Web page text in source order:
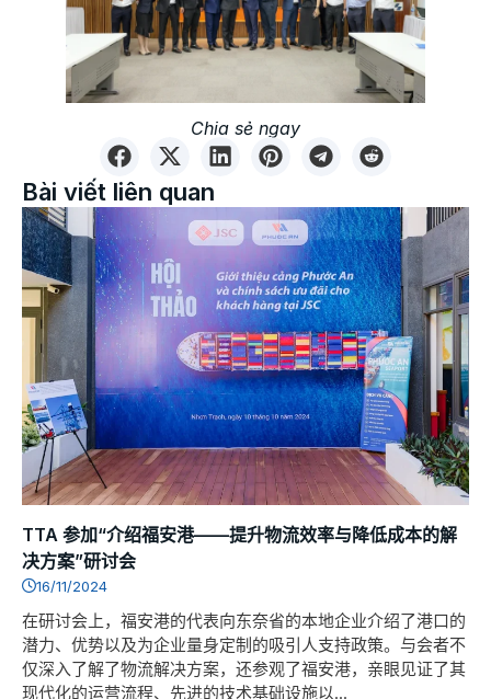
Chia sẻ ngay
Bài viết liên quan
TTA 参加“介绍福安港——提升物流效率与降低成本的解
决方案”研讨会
16/11/2024
在研讨会上，福安港的代表向东奈省的本地企业介绍了港口的
潜力、优势以及为企业量身定制的吸引人支持政策。与会者不
仅深入了解了物流解决方案，还参观了福安港，亲眼见证了其
现代化的运营流程、先进的技术基础设施以...